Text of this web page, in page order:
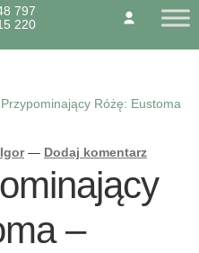
BLOG
797
220
Różę: Eustoma
Igor — Dodaj komentarz
–